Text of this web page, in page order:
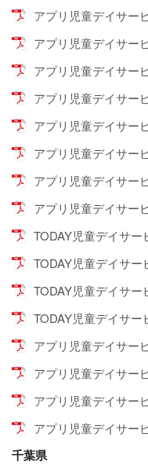
アプリ児童デイサー
アプリ児童デイサー
アプリ児童デイサー
アプリ児童デイサー
アプリ児童デイサー
アプリ児童デイサー
アプリ児童デイサー
アプリ児童デイサー
TODAY児童デイサー
TODAY児童デイサー
TODAY児童デイサー
TODAY児童デイサー
アプリ児童デイサー
アプリ児童デイサー
アプリ児童デイサー
アプリ児童デイサー
千葉県